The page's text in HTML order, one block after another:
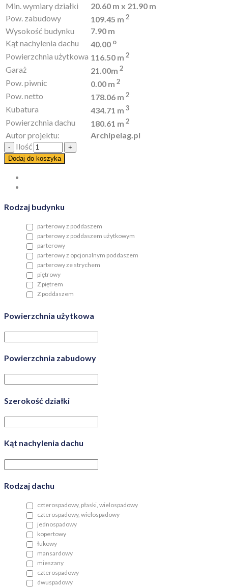
Min. wymiary działki
20.60 m x 21.90 m
Pow. zabudowy
109.45 m 2
Wysokość budynku
7.90 m
Kąt nachylenia dachu
40.00 o
Powierzchnia użytkowa 116.50 m 2
Garaż 21.00m 2
Pow. piwnic 0.00 m 2
Pow. netto 178.06 m 2
Kubatura 434.71 m 3
Powierzchnia dachu 180.61 m 2
Autor projektu:
Archipelag.pl
Ilość
Dodaj do koszyka
Rodzaj budynku
parterowy z poddaszem
parterowy z poddaszem użytkowym
parterowy
parterowy z opcjonalnym poddaszem
parterowy ze strychem
piętrowy
Z piętrem
Z poddaszem
Powierzchnia użytkowa
Powierzchnia zabudowy
Szerokość działki
Kąt nachylenia dachu
Rodzaj dachu
czterospadowy, płaski, wielospadowy
czterospadowy, wielospadowy
jednospadowy
kopertowy
łukowy
mansardowy
mieszany
czterospadowy
dwuspadowy